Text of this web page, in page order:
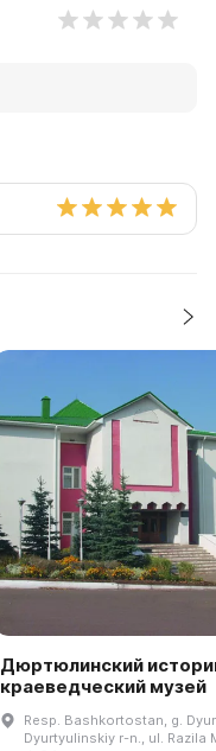
Дюртюлинский
краеведческий музей
Resp. Bashkortostan, g.
Dyurtyulinskiy r-n., ul. Razila